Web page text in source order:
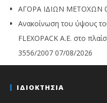
ΑΓΟΡΑ ΙΔΙΩΝ ΜΕΤΟΧΩΝ
Ανακοίνωση του ύψους
FLEXOPACK A.E. στο
3556/2007 07/08/2026
ΙΔΙΟΚΤΗΣΙΑ